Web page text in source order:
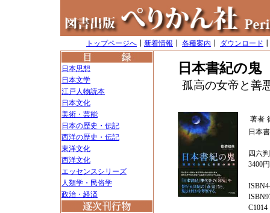
トップページへ 新着情報 各種案内 ダウンロード
日本思想
日本文学
江戸人物読本
日本文化
美術・芸能
日本の歴史・伝記
西洋の歴史・伝記
東洋文化
西洋文化
エッセンスシリーズ
人類学・民俗学
政治・経済
日本書紀の鬼
孤高の女帝と善
著者
日本
四六
3400
C1014